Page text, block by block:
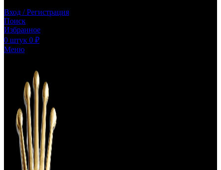
Вход / Регистрация
Поиск
Избранное
0 штук 0 ₽
Меню